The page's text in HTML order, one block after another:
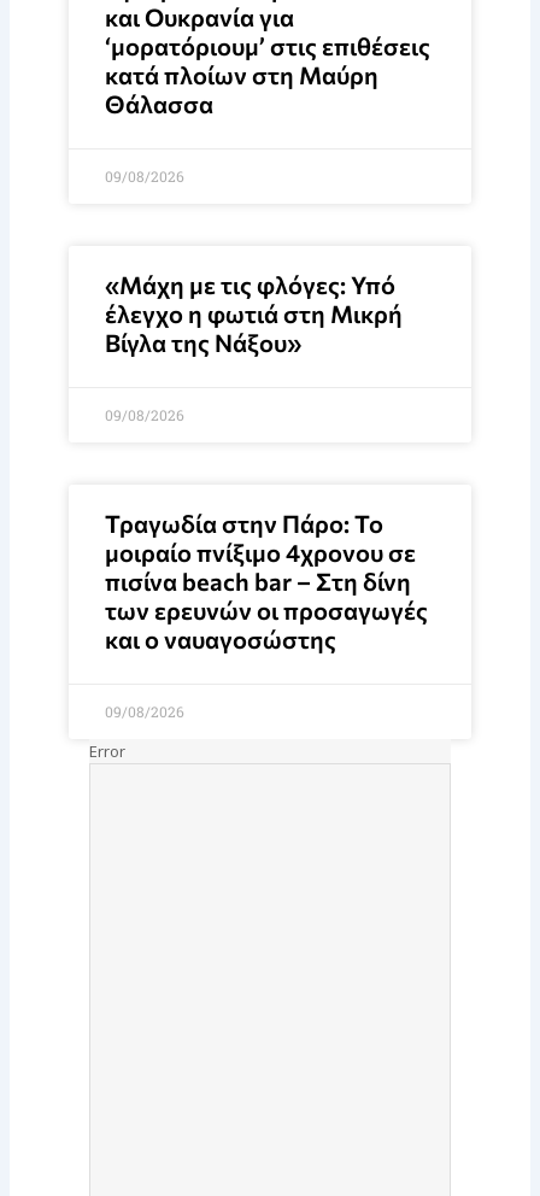
και Ουκρανία για
‘μορατόριουμ’ στις επιθέσεις
κατά πλοίων στη Μαύρη
Θάλασσα
09/08/2026
«Μάχη με τις φλόγες: Υπό
έλεγχο η φωτιά στη Μικρή
Βίγλα της Νάξου»
09/08/2026
Τραγωδία στην Πάρο: Το
μοιραίο πνίξιμο 4χρονου σε
πισίνα beach bar – Στη δίνη
των ερευνών οι προσαγωγές
και ο ναυαγοσώστης
09/08/2026